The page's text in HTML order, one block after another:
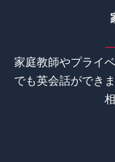
家庭教師やプライ
でも英会話ができ